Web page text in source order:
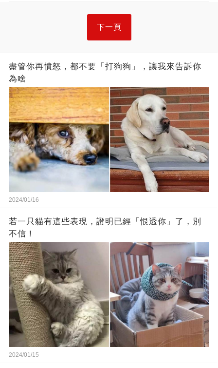
下一頁
盡管你再憤怒，都不要「打狗狗」，讓我來告訴你
為啥
2024/01/16
若一只貓有這些表現，證明已經「恨透你」了，別
不信！
2024/01/15